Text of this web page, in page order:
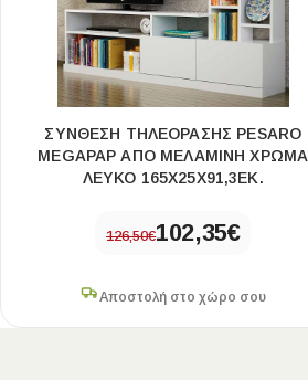
ΣΎΝΘΕΣΗ ΤΗΛΕΌΡΑΣΗΣ PESARO
MEGAPAP ΑΠΌ ΜΕΛΑΜΊΝΗ ΧΡΏΜΑ
ΛΕΥΚΌ 165X25X91,3ΕΚ.
126,50€102,35€
Αποστολή στο χώρο σου